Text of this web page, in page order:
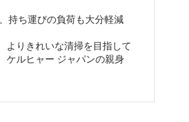
持ち運びの負荷も大分軽減
よりきれいな清掃を目指して
ケルヒャー ジャパンの親身